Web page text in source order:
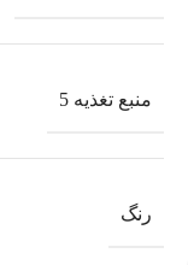
منبع تغذیه 5
رنگ